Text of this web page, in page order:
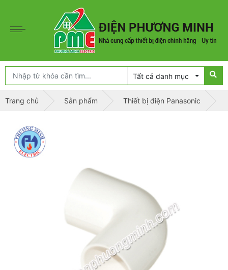
Tất cả danh mục
Trang chủ Sản phẩm Thiết bị điện Panasonic